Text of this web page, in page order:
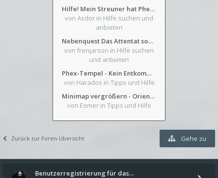
Hilfe! Mein Streuner hat Phexens Gunst verloren...
von Asdor in Hilfe suchen und
anbieten
Nebenquest Das Attentat sowie Beilunker Reiter und zwei kleine Ausrüstungsfragen
von frenjarson in Hilfe suchen
und anbieten
Phex-Tempel - Kein Entkommen aus Weinkeller/Bibliothek Trakt
von Harados in Tipps und Hilfe
Minimap vergrößern - Orientierung in Blutzinnen
von Eomer in Tipps und Hilfe
Zurück zur Foren-Übersicht Gehe zu
Benutzerregistrierung für das…